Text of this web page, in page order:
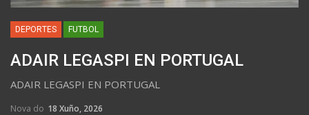
DEPORTES FUTBOL
ADAIR LEGASPI EN PORTUGAL
ADAIR LEGASPI EN PORTUGAL
Nova do 18 Xuño, 2026